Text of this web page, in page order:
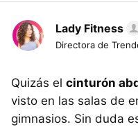
Lady Fitness
Directora de
Quizás el cinturón
visto en las salas de
gimnasios. Sin duda